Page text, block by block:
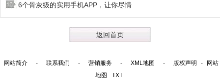
6个骨灰级的实用手机APP，让你尽情
返回首页
网站简介 - 联系我们 - 营销服务 - XML地图 - 版权声明 -
网站
地图
TXT